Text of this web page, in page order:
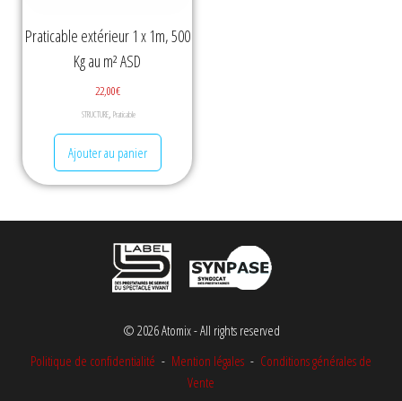
Praticable extérieur 1 x 1m, 500
Kg au m² ASD
22,00€
STRUCTURE, Praticable
Ajouter au panier
© 2026 Atomix - All rights reserved
Politique de confidentialité - Mention légales - Conditions générales de
Vente